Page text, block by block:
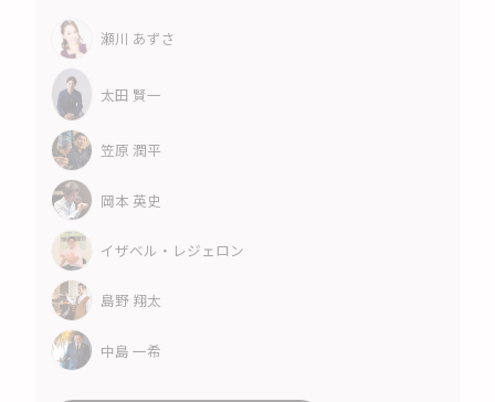
瀬川 あずさ
太田 賢一
笠原 潤平
岡本 英史
イザベル・レジェロン
島野 翔太
中島 一希